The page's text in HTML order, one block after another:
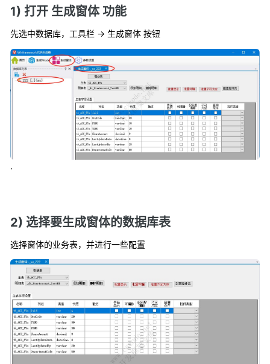
1) 打开 生成窗体 功能
先选中数据库，工具栏 → 生成窗体 按钮
.
2) 选择要生成窗体的数据库表
选择窗体的业务表，并进行一些配置